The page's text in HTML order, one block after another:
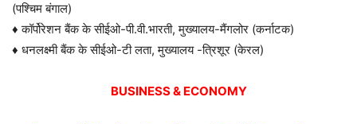
(पश्चिम बंगाल)
♦ कॉर्पोरेशन बैंक के सीईओ-पी.वी.भारती, मुख्यालय-मैंगलोर (कर्नाटक)
♦ धनलक्ष्मी बैंक के सीईओ-टी लता, मुख्यालय -त्रिशूर (केरल)
BUSINESS & ECONOMY